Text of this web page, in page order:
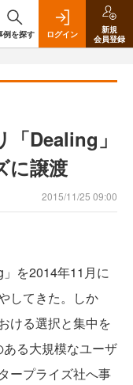
例を探す ログイン
新規
会員登録
Dealing」
に譲渡
2015/11/25 09:00
を2014年11月に
してきた。しか
ける選択と集中を
る大規模なユーザ
ープライズ社へ事